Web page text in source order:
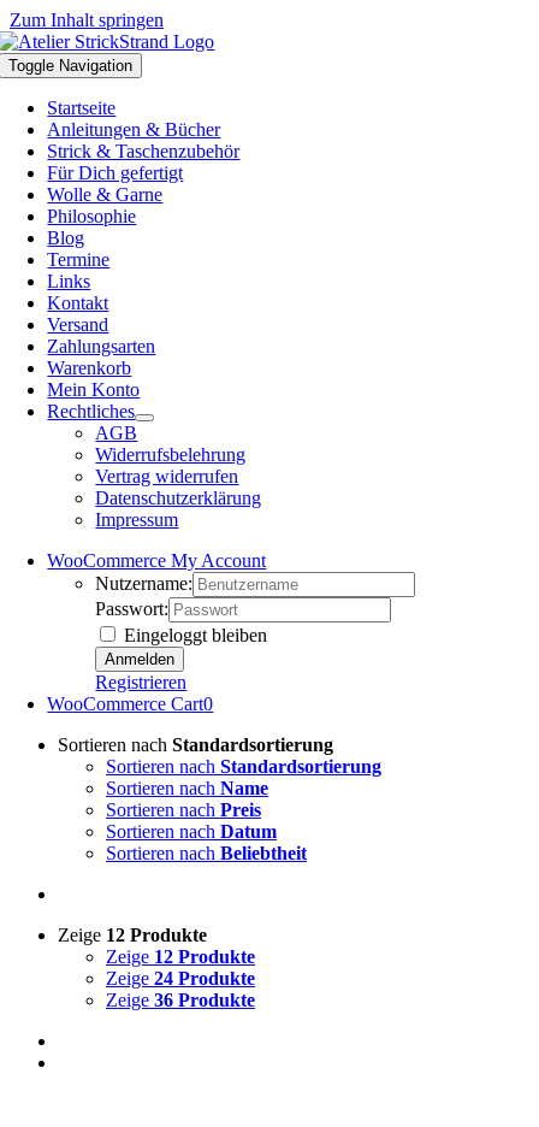
Zum Inhalt springen
Toggle Navigation
Startseite
Anleitungen & Bücher
Strick & Taschenzubehör
Für Dich gefertigt
Wolle & Garne
Philosophie
Blog
Termine
Links
Kontakt
Versand
Zahlungsarten
Warenkorb
Mein Konto
Rechtliches
AGB
Widerrufsbelehrung
Vertrag widerrufen
Datenschutzerklärung
Impressum
WooCommerce My Account
Nutzername:
Passwort:
Eingeloggt bleiben
Registrieren
WooCommerce Cart0
Sortieren nach Standardsortierung
Sortieren nach Standardsortierung
Sortieren nach Name
Sortieren nach Preis
Sortieren nach Datum
Sortieren nach Beliebtheit
Zeige 12 Produkte
Zeige 12 Produkte
Zeige 24 Produkte
Zeige 36 Produkte